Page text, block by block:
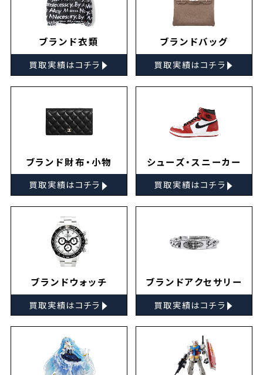
ブランド衣類
買取実績はコチラ ▸
ブランドバッグ
買取実績はコチラ ▸
ブランド財布・小物
買取実績はコチラ ▸
シューズ・スニーカー
買取実績はコチラ ▸
ブランドウォッチ
買取実績はコチラ ▸
ブランドアクセサリー
買取実績はコチラ ▸